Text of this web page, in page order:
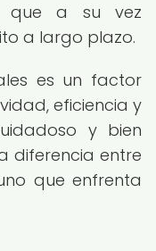
que a su vez
a largo plazo.
es un factor
eficiencia y
y bien
diferencia entre
que enfrenta